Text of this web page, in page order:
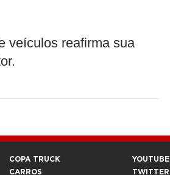
veículos reafirma sua
COPA TRUCK
CARROS
YOUTUBE
TWITTER